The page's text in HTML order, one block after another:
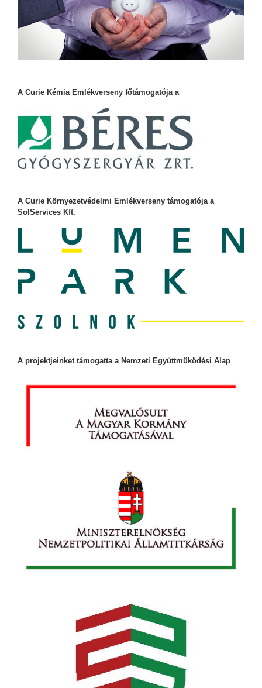
A Curie Kémia Emlékverseny főtámogatója a
A Curie Környezetvédelmi Emlékverseny támogatója a
SolServices Kft.
A projektjeinket támogatta a Nemzeti Együttműködési Alap